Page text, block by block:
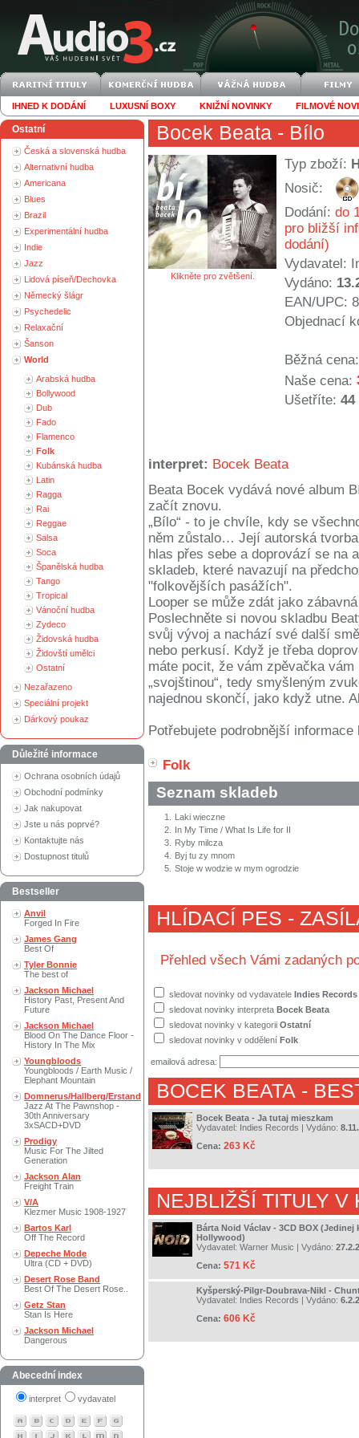
IHNED K DODÁNÍ LUXUSNÍ BOXY KNIŽNÍ NOVINKY FILMOVÉ
Ostatní
Česká a slovenská hudba
Alternativní hudba
Americana
Blues
Brazil
Experimentální hudba
Indie
Jazz
Lidová píseň/Dechovka
Německý šlágr
Psychedelic
Relaxační
Šanson
World
Arabská hudba
Bollywood
Dub
Fado
Flamenco
Folk
Kubánská hudba
Latin
Ragga
Rai
Reggae
Salsa
Soca
Španělská hudba
Tango
Tropical
Vánoční hudba
Zydeco
Židovská hudba
Židovští umělci
Ostatní
Nezařazeno
Speciální projekt
Dárkový poukaz
Důležité informace
Ochrana osobních údajů
Obchodní podmínky
Jak nakupovat
Jste u nás poprvé?
Kontaktujte nás
Dostupnost titulů
Bestseller
Anvil
Forged In Fire
James Gang
Best Of
Tyler Bonnie
The best of
Jackson Michael
History Past, Present And
Future
Jackson Michael
Blood On The Dance Floor -
History In The Mix
Youngbloods
Youngbloods / Earth Music /
Elephant Mountain
Domnerus/Hallberg/Erstand
Jazz At The Pawnshop -
30th Anniversary
3xSACD+DVD
Prodigy
Music For The Jilted
Generation
Jackson Alan
Freight Train
V/A
Klezmer Music 1908-1927
Bartos Karl
Off The Record
Depeche Mode
Ultra (CD + DVD)
Desert Rose Band
Best Of The Desert Rose..
Getz Stan
Stan Is Here
Jackson Michael
Dangerous
Abecední index
interpret vydavatel
Bocek Beata - Bílo
Klikněte pro zvětšení.
Typ zboží:
Nosič:
Dodání: do
pro bližší
dodání)
Vydavatel:
Vydáno:
EAN/UPC:
Objednací
Běžná cena:
Naše cena:
Ušetříte: 44
interpret: Bocek Beata
Beata Bocek vydává nové album
začít znovu.
„Bílo“ - to je chvíle, kdy se
něm zůstalo… Její autorská
hlas přes sebe a doprovází se na
skladeb, které navazují na
"folkovějších pasážích".
Looper se může zdát jako
Poslechněte si novou skladbu
svůj vývoj a nachází své další
nebo perkusí. Když je třeba
máte pocit, že vám zpěvačka
„svojštinou“, tedy smyšleným
najednou skončí, jako když utne.
Potřebujete podrobnější
Folk
Seznam skladeb
1.
Laki wieczne
2.
In My Time / What Is Life for II
3.
Ryby milcza
4.
Byj tu zy mnom
5. Stoje w wodzie w mym ogrodzie
HLÍDACÍ PES -
Přehled všech Vámi zadaných
sledovat novinky od vydavatele Indies Records
sledovat novinky interpreta Bocek Beata
sledovat novinky v kategorii Ostatní
sledovat novinky v oddělení Folk
emailová adresa:
BOCEK BEATA -
Bocek Beata - Ja tutaj mieszkam
Vydavatel: Indies Records | Vydáno:
Cena: 263 Kč
NEJBLIŽŠÍ TITULY V
Bárta Noid Václav - 3CD BOX (Jedinej
Hollywood)
Vydavatel: Warner Music | Vydáno:
Cena: 571 Kč
Kyšperský-Pilgr-Doubrava-Nikl -
Vydavatel: Indies Records | Vydáno:
Cena: 606 Kč